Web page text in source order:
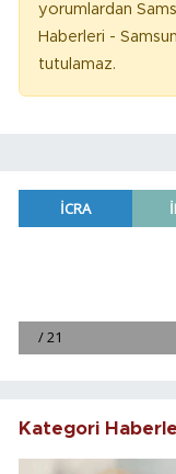
yorumlardan
Haberleri -
tutulamaz.
Kategori